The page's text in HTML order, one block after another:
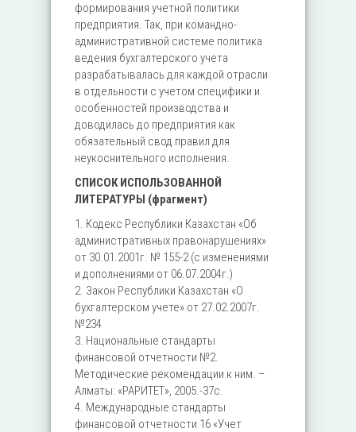
формирования учетной политики
предприятия. Так, при командно-
административной системе политика
ведения бухгалтерского учета
разрабатывалась для каждой отрасли
в отдельности с учетом специфики и
особенностей производства и
доводилась до предприятия как
обязательный свод правил для
неукоснительного исполнения.
СПИСОК ИСПОЛЬЗОВАННОЙ
ЛИТЕРАТУРЫ (фрагмент)
1. Кодекс Республики Казахстан «Об
административных правонарушениях»
от 30.01.2001г. № 155-2 (с изменениями
и дополнениями от 06.07.2004г.)
2. Закон Республики Казахстан «О
бухгалтерском учете» от 27.02.2007г.
№234
3. Национальные стандарты
финансовой отчетности №2.
Методические рекомендации к ним. –
Алматы: «РАРИТЕТ», 2005.-37с.
4. Международные стандарты
финансовой отчетности 16 «Учет